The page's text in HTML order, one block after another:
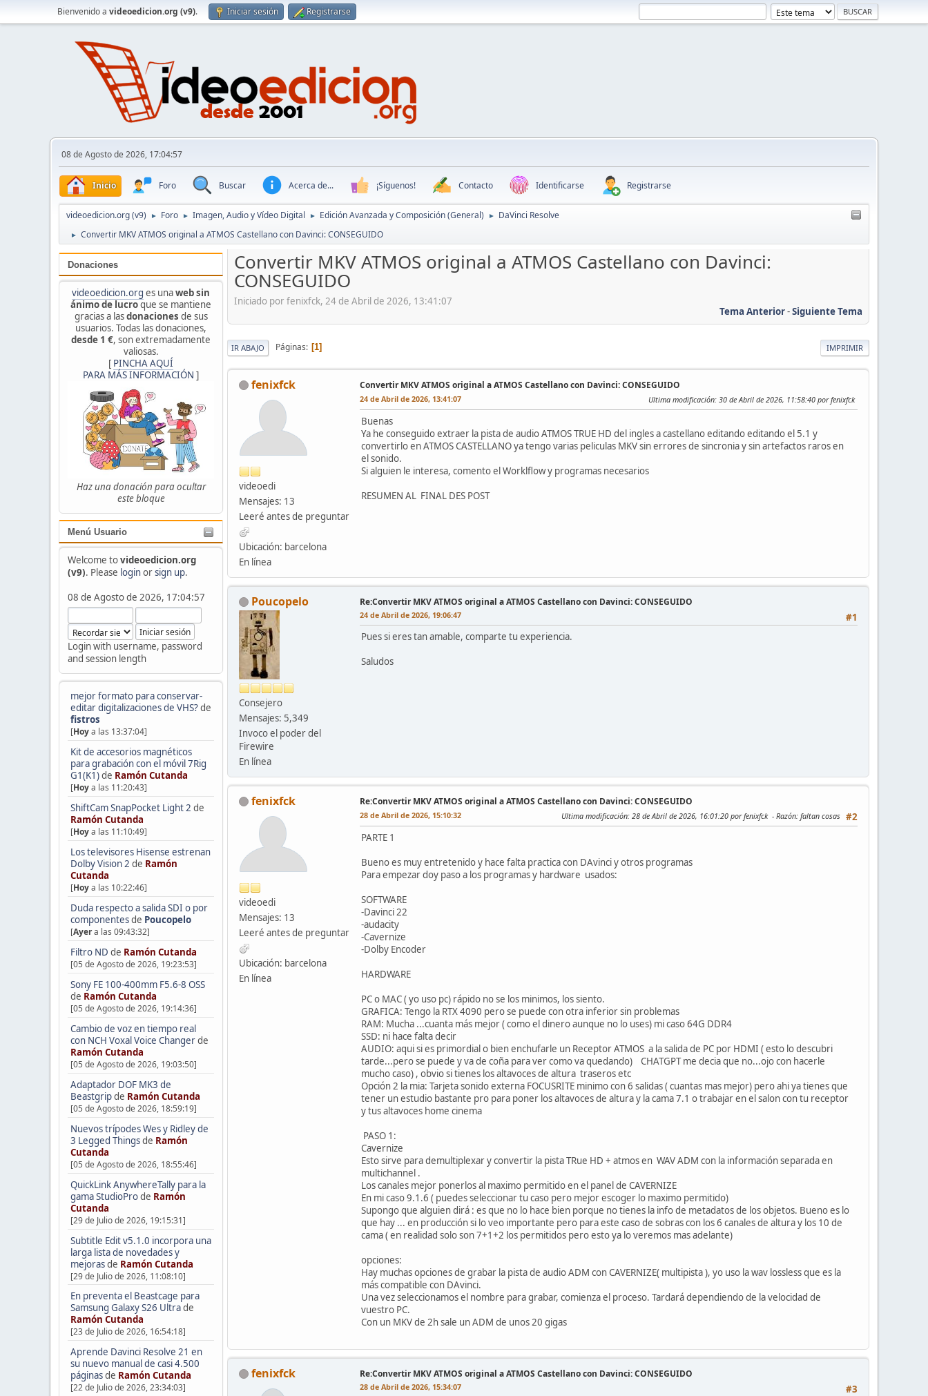
Bienvenido a videoedicion.org (v9). Iniciar sesión Registrarse
08 de Agosto de 2026, 17:04:57
Inicio Foro Buscar Acerca de... ¡Síguenos! Contacto Identificarse Registrarse
videoedicion.org (v9) ► Foro ► Imagen, Audio y Vídeo Digital ► Edición Avanzada y Composición (General) ► DaVinci Resolve
► Convertir MKV ATMOS original a ATMOS Castellano con Davinci: CONSEGUIDO
Donaciones
videoedicion.org es unaweb sin
ánimo de lucroque se mantiene
gracias a lasdonaciones de sus
usuarios. Todas las donaciones,
desde 1 €, son extremadamente
valiosas.
[ PINCHA AQUÍ
PARA MÁS INFORMACIÓN ]
Haz una donación para ocultar
este bloque
Menú Usuario
Welcome tovideoedicion.org
(v9). Please loginorsign up.
08 de Agosto de 2026, 17:04:57
Login with username, password
and session length
mejor formato para conservar-
editar digitalizaciones de VHS?de
fistros
[Hoya las 13:37:04]
Kit de accesorios magnéticos
para grabación con el móvil 7Rig
G1(K1)de Ramón Cutanda
[Hoya las 11:20:43]
ShiftCam SnapPocket Light 2 de
Ramón Cutanda
[Hoya las 11:10:49]
Los televisores Hisense estrenan
Dolby Vision 2 de Ramón
Cutanda
[Hoya las 10:22:46]
Duda respecto a salida SDI o por
componentesde Poucopelo
[Ayera las 09:43:32]
Filtro ND de Ramón Cutanda
[05 de Agosto de 2026, 19:23:53]
Sony FE 100-400mm F5.6-8 OSS
de Ramón Cutanda
[05 de Agosto de 2026, 19:14:36]
Cambio de voz en tiempo real
con NCH Voxal Voice Changerde
Ramón Cutanda
[05 de Agosto de 2026, 19:03:50]
Adaptador DOF MK3 de
Beastgripde Ramón Cutanda
[05 de Agosto de 2026, 18:59:19]
Nuevos trípodes Wes y Ridley de
3 Legged Thingsde Ramón
Cutanda
[05 de Agosto de 2026, 18:55:46]
QuickLink AnywhereTally para la
gama StudioProde Ramón
Cutanda
[29 de Julio de 2026, 19:15:31]
Subtitle Edit v5.1.0 incorpora una
larga lista de novedades y
mejorasde Ramón Cutanda
[29 de Julio de 2026, 11:08:10]
En preventa el Beastcage para
Samsung Galaxy S26 Ultrade
Ramón Cutanda
[23 de Julio de 2026, 16:54:18]
Aprende Davinci Resolve 21 en
su nuevo manual de casi 4.500
páginasde Ramón Cutanda
[22 de Julio de 2026, 23:34:03]
Convertir MKV ATMOS original a ATMOS Castellano con Davinci:
CONSEGUIDO
Iniciado por fenixfck, 24 de Abril de 2026, 13:41:07
Tema Anterior-Siguiente Tema
IMPRIMIR
IR ABAJO Páginas 1
fenixfck
videoedi
Mensajes: 13
Leeré antes de preguntar
Ubicación: barcelona
En línea
Convertir MKV ATMOS original a ATMOS Castellano con Davinci: CONSEGUIDO
24 de Abril de 2026, 13:41:07 Ultima modificación: 30 de Abril de 2026, 11:58:40 por fenixfck
Buenas
Ya he conseguido extraer la pista de audio ATMOS TRUE HD del ingles a castellano editando editando el 5.1 y
convertirlo en ATMOS CASTELLANO ya tengo varias peliculas MKV sin errores de sincronia y sin artefactos raros en
el sonido.
Si alguien le interesa, comento el Worklflow y programas necesarios
RESUMEN AL FINAL DES POST
Poucopelo
Consejero
Mensajes: 5,349
Invoco el poder del
Firewire
En línea
Re:Convertir MKV ATMOS original a ATMOS Castellano con Davinci: CONSEGUIDO
#1
24 de Abril de 2026, 19:06:47
Pues si eres tan amable, comparte tu experiencia.
Saludos
fenixfck
videoedi
Mensajes: 13
Leeré antes de preguntar
Ubicación: barcelona
En línea
Re:Convertir MKV ATMOS original a ATMOS Castellano con Davinci: CONSEGUIDO
#2
28 de Abril de 2026, 15:10:32 Ultima modificación: 28 de Abril de 2026, 16:01:20 por fenixfck Razón: faltan cosas
PARTE 1
Bueno es muy entretenido y hace falta practica con DAvinci y otros programas
Para empezar doy paso a los programas y hardware usados:
SOFTWARE
-Davinci 22
-audacity
-Cavernize
-Dolby Encoder
HARDWARE
PC o MAC ( yo uso pc) rápido no se los minimos, los siento.
GRAFICA: Tengo la RTX 4090 pero se puede con otra inferior sin problemas
RAM: Mucha ...cuanta más mejor ( como el dinero aunque no lo uses) mi caso 64G DDR4
SSD: ni hace falta decir
AUDIO: aqui si es primordial o bien enchufarle un Receptor ATMOS a la salida de PC por HDMI ( esto lo descubri
tarde...pero se puede y va de coña para ver como va quedando) CHATGPT me decia que no...ojo con hacerle
mucho caso) , obvio si tienes los altavoces de altura traseros etc
Opción 2 la mia: Tarjeta sonido externa FOCUSRITE minimo con 6 salidas ( cuantas mas mejor) pero ahi ya tienes que
tener un estudio bastante pro para poner los altavoces de altura y la cama 7.1 o trabajar en el salon con tu receptor
y tus altavoces home cinema
PASO 1:
Cavernize
Esto sirve para demultiplexar y convertir la pista TRue HD + atmos en WAV ADM con la información separada en
multichannel .
Los canales mejor ponerlos al maximo permitido en el panel de CAVERNIZE
En mi caso 9.1.6 ( puedes seleccionar tu caso pero mejor escoger lo maximo permitido)
Supongo que alguien dirá : es que no lo hace bien porque no tienes la info de metadatos de los objetos. Bueno es lo
que hay ... en producción si lo veo importante pero para este caso de sobras con los 6 canales de altura y los 10 de
cama ( en realidad solo son 7+1+2 los permitidos pero esto ya lo veremos mas adelante)
opciones:
Hay muchas opciones de grabar la pista de audio ADM con CAVERNIZE( multipista ), yo uso la wav lossless que es la
más compatible con DAvinci.
Una vez seleccionamos el nombre para grabar, comienza el proceso. Tardará dependiendo de la velocidad de
vuestro PC.
Con un MKV de 2h sale un ADM de unos 20 gigas
fenixfck Re:Convertir MKV ATMOS original a ATMOS Castellano con Davinci: CONSEGUIDO
#3
28 de Abril de 2026, 15:34:07